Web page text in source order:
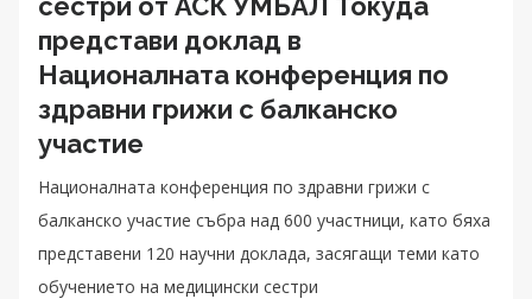
представи доклад в
Националната конференция по
здравни грижи с балканско
участие
Националната конференция по здравни грижи с
балканско участие събра над 600 участници, като бяха
представени 120 научни доклада, засягащи теми като
обучението на медицински сестри